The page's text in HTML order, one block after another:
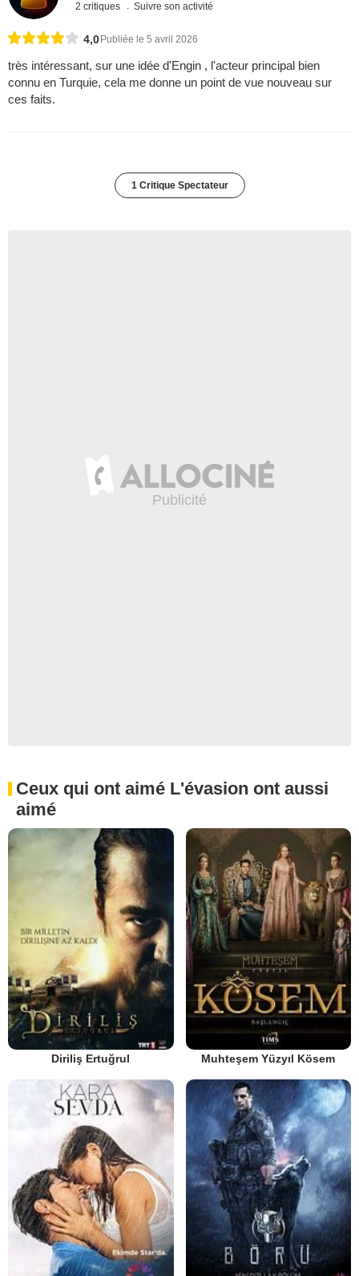
2 critiques Suivre son activité
4,0 Publiée le 5 avril 2026
très intéressant, sur une idée d'Engin , l'acteur principal bien
connu en Turquie, cela me donne un point de vue nouveau sur
ces faits.
1 Critique Spectateur
Ceux qui ont aimé L'évasion ont aussi
aimé
Diriliş Ertuğrul Muhteşem Yüzyıl Kösem